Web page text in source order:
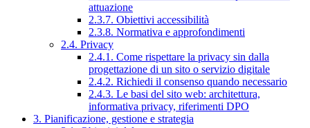
attuazione
2.3.7. Obiettivi accessibilità
2.3.8. Normativa e approfondimenti
2.4. Privacy
2.4.1. Come rispettare la privacy sin dalla
progettazione di un sito o servizio digitale
2.4.2. Richiedi il consenso quando necessario
2.4.3. Le basi del sito web: architettura,
informativa privacy, riferimenti DPO
3. Pianificazione, gestione e strategia